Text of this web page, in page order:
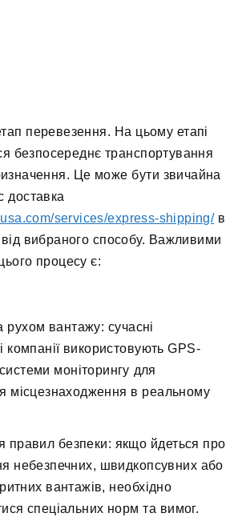
перевезення. На цьому етапі
безпосереднє транспортування
Це може бути звичайна
доставка
services/express-shipping/в
від вибраного способу. Важливими
процесу є:
рухом вантажу: сучасні
компанії використовують GPS-
моніторингу для
місцезнаходження в реальному
правил безпеки: якщо йдеться про
небезпечних, швидкопсувних або
вантажів, необхідно
спеціальних норм та вимог.